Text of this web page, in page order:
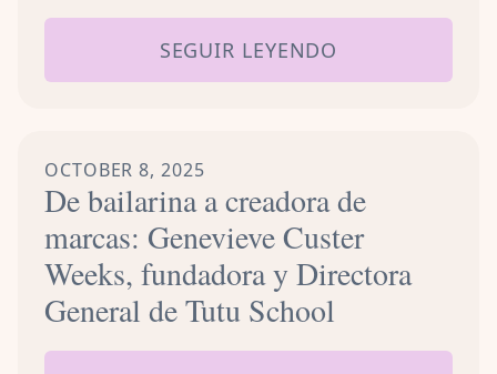
SEGUIR LEYENDO
OCTOBER 8, 2025
De bailarina a creadora de
marcas: Genevieve Custer
Weeks, fundadora y Directora
General de Tutu School